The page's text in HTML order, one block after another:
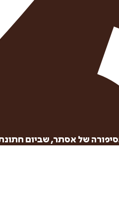
של אסתר, שביום